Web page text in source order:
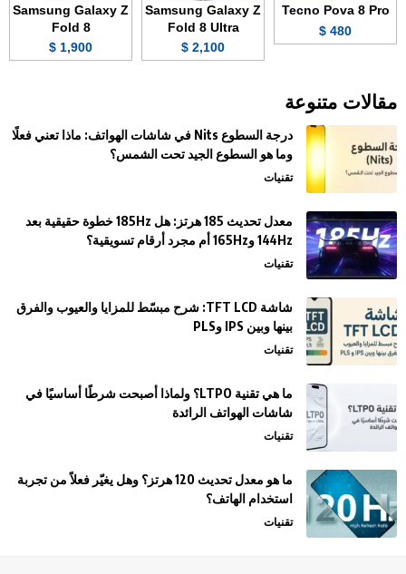
Tecno Pova 8 Pro
480 $
Samsung Galaxy Z
Fold 8 Ultra
2,100 $
Samsung Galaxy Z
Fold 8
1,900 $
مقالات متنوعة
درجة السطوع Nits في شاشات الهواتف: ماذا تعني فعلًا
وما هو السطوع الجيد تحت الشمس؟
تقنيات
معدل تحديث 185 هرتز: هل 185Hz خطوة حقيقية بعد
144Hz و165Hz أم مجرد أرقام تسويقية؟
تقنيات
شاشة TFT LCD: شرح مبسّط للمزايا والعيوب والفرق
بينها وبين IPS وPLS
تقنيات
ما هي تقنية LTPO؟ ولماذا أصبحت شرطًا أساسيًا في
شاشات الهواتف الرائدة
تقنيات
ما هو معدل تحديث 120 هرتز؟ وهل يغيّر فعلاً من تجربة
استخدام الهاتف؟
تقنيات